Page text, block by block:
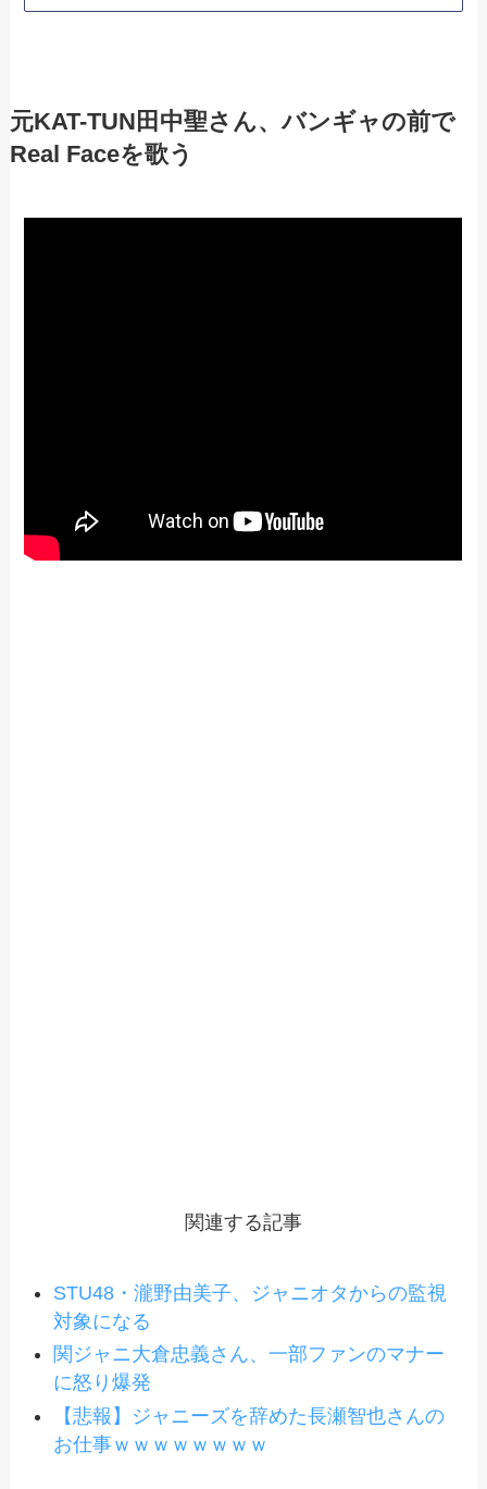
元KAT-TUN田中聖さん、バンギャの前で
Real Faceを歌う
関連する記事
STU48・瀧野由美子、ジャニオタからの監視
対象になる
関ジャニ大倉忠義さん、一部ファンのマナー
に怒り爆発
【悲報】ジャニーズを辞めた長瀬智也さんの
お仕事ｗｗｗｗｗｗｗｗ